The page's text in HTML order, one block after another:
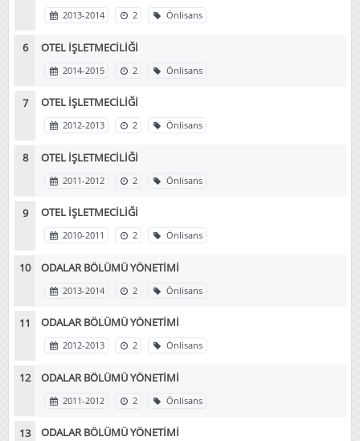
2013-2014 2 Önlisans
OTEL İŞLETMECİLİĞİ
2014-2015 2 Önlisans
OTEL İŞLETMECİLİĞİ
2012-2013 2 Önlisans
OTEL İŞLETMECİLİĞİ
2011-2012 2 Önlisans
OTEL İŞLETMECİLİĞİ
2010-2011 2 Önlisans
ODALAR BÖLÜMÜ YÖNETİMİ
2013-2014 2 Önlisans
ODALAR BÖLÜMÜ YÖNETİMİ
2012-2013 2 Önlisans
ODALAR BÖLÜMÜ YÖNETİMİ
2011-2012 2 Önlisans
ODALAR BÖLÜMÜ YÖNETİMİ